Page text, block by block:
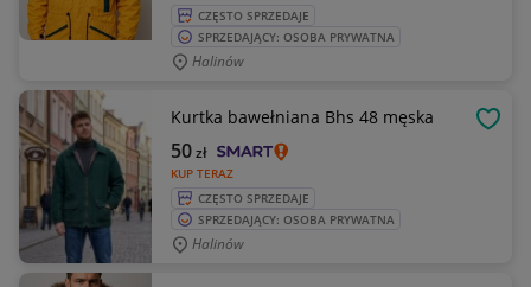
CZĘSTO SPRZEDAJE
SPRZEDAJĄCY: OSOBA PRYWATNA
Halinów
Kurtka bawełniana Bhs 48 męska
KUP TERAZ
50zł
CZĘSTO SPRZEDAJE
SPRZEDAJĄCY: OSOBA PRYWATNA
Halinów